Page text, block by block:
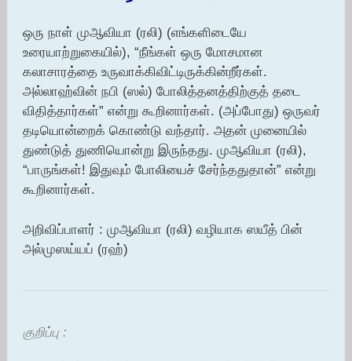
ஒரு நாள் முஆவியா (ரலி) (எங்களிடையே
உரையாற்றுகையில்), “நீங்கள் ஒரு மோசமான
கலாசாரத்தை உருவாக்கிவிட்டிருக்கின்றீர்கள்.
அல்லாஹ்வின் நபி (ஸல்) போலித்தனத்திற்குத் தடை
விதித்தார்கள்” என்று கூறினார்கள். (அப்போது) ஒருவர்
தடியொன்றைக் கொண்டு வந்தார். அதன் முனையில்
துண்டுத் துணியொன்று இருந்தது. முஆவியா (ரலி),
“பாருங்கள்! இதுவும் போலியைச் சேர்ந்ததுதான்” என்று
கூறினார்கள்.
அறிவிப்பாளர் : முஆவியா (ரலி) வழியாக ஸயீத் பின்
அல்முஸய்யப் (ரஹ்)
குறிப்பு :